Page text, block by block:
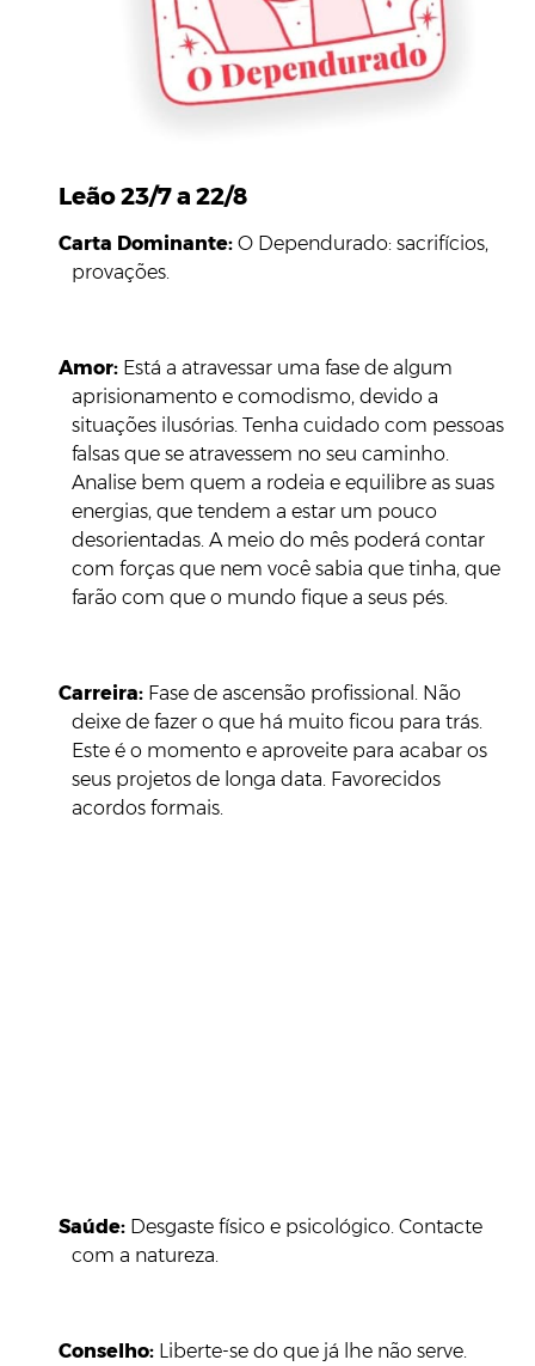
Leão 23/7 a 22/8
Carta Dominante: O Dependurado: sacrifícios,
provações.
Amor: Está a atravessar uma fase de algum
aprisionamento e comodismo, devido a
situações ilusórias. Tenha cuidado com pessoas
falsas que se atravessem no seu caminho.
Analise bem quem a rodeia e equilibre as suas
energias, que tendem a estar um pouco
desorientadas. A meio do mês poderá contar
com forças que nem você sabia que tinha, que
farão com que o mundo fique a seus pés.
Carreira: Fase de ascensão profissional. Não
deixe de fazer o que há muito ficou para trás.
Este é o momento e aproveite para acabar os
seus projetos de longa data. Favorecidos
acordos formais.
Saúde: Desgaste físico e psicológico. Contacte
com a natureza.
Conselho:Liberte-se do que já lhe não serve.